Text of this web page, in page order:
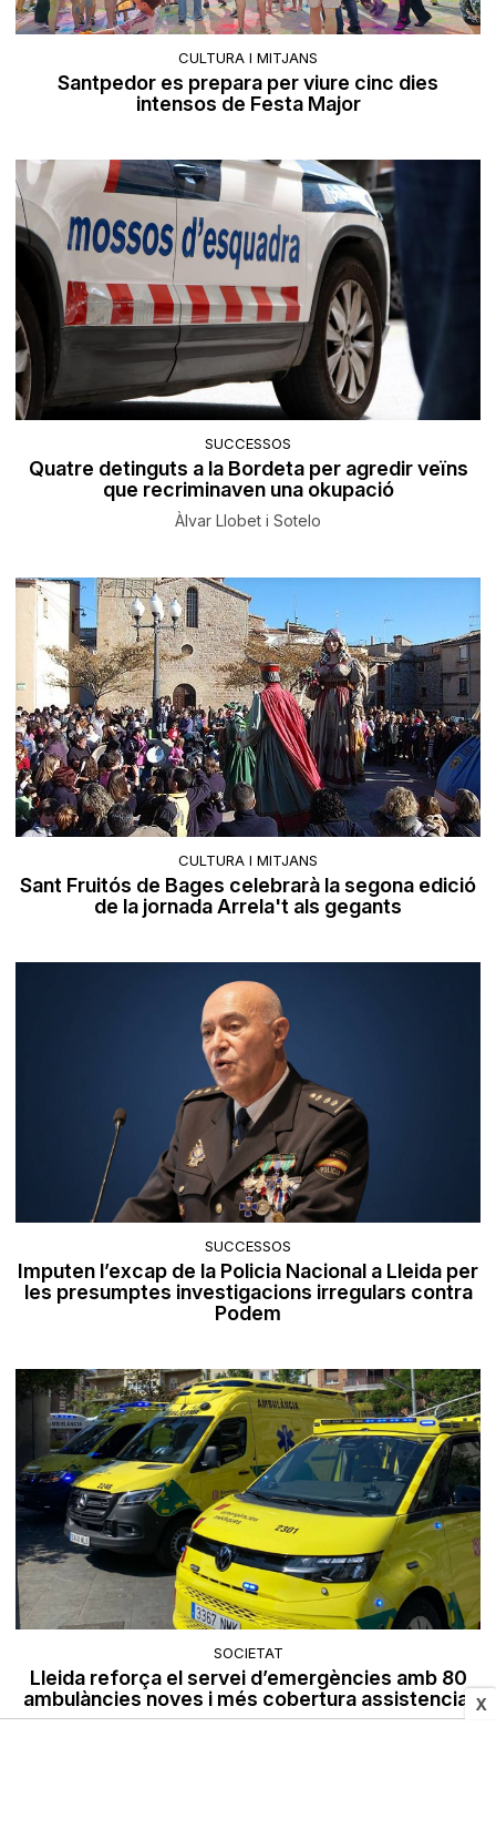
X
CULTURA I MITJANS
Santpedor es prepara per viure cinc dies
intensos de Festa Major
SUCCESSOS
Quatre detinguts a la Bordeta per agredir veïns
que recriminaven una okupació
Àlvar Llobet i Sotelo
CULTURA I MITJANS
Sant Fruitós de Bages celebrarà la segona edició
de la jornada Arrela't als gegants
SUCCESSOS
Imputen l’excap de la Policia Nacional a Lleida per
les presumptes investigacions irregulars contra
Podem
SOCIETAT
Lleida reforça el servei d’emergències amb 80
ambulàncies noves i més cobertura assistencial